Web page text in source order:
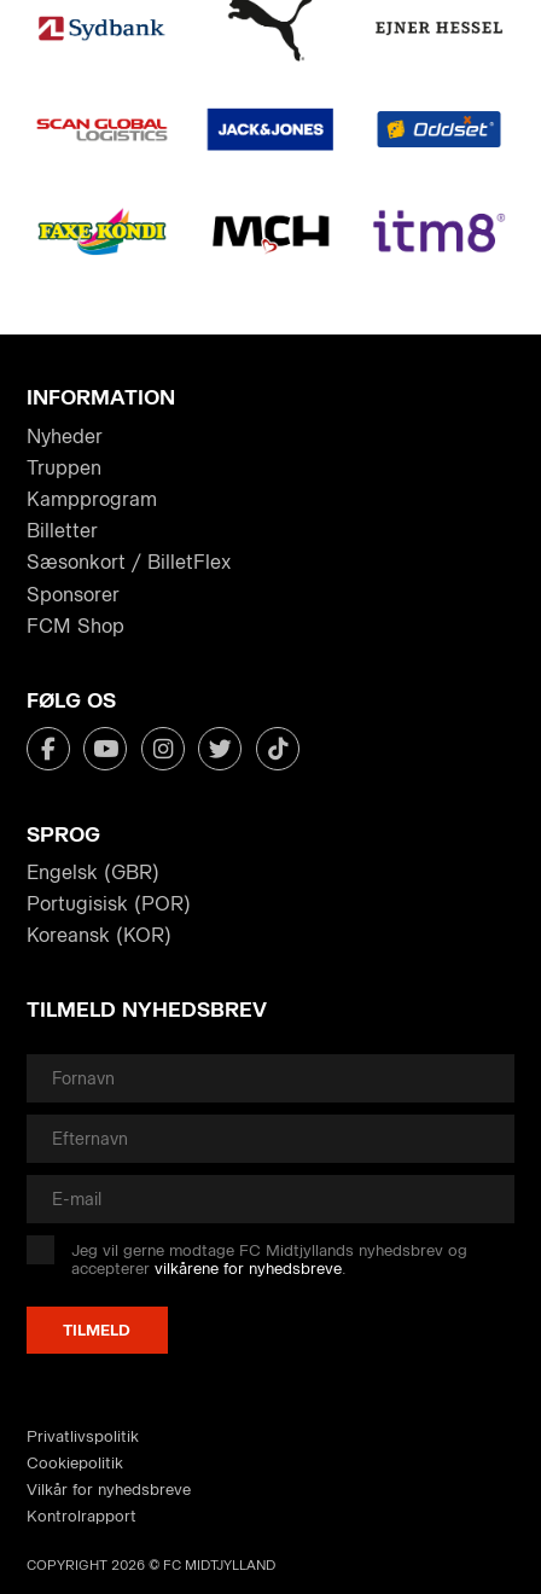
INFORMATION
Nyheder
Truppen
Kampprogram
Billetter
Sæsonkort / BilletFlex
Sponsorer
FCM Shop
FØLG OS
SPROG
Engelsk (GBR)
Portugisisk (POR)
Koreansk (KOR)
TILMELD NYHEDSBREV
Jeg vil gerne modtage FC Midtjyllands nyhedsbrev og
accepterervilkårene for nyhedsbreve
Privatlivspolitik
Cookiepolitik
Vilkår for nyhedsbreve
Kontrolrapport
COPYRIGHT 2026 © FC MIDTJYLLAND